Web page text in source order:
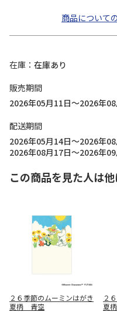
商品について
在庫
在庫あり
販売期間
2026年05月11日～2026年
配送期間
2026年05月14日～2026年
2026年08月17日～2026年
この商品を見た人は
２６季節のムーミンはがき
夏柄 青空
２
夏